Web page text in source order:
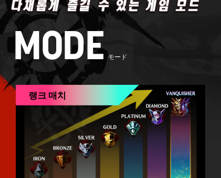
MODE モード
랭크 매치